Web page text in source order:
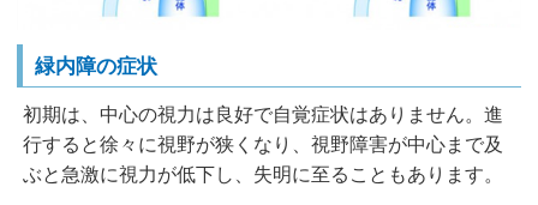
緑内障の症状
初期は、中心の視力は良好で自覚症状はありません。進
行すると徐々に視野が狭くなり、視野障害が中心まで及
ぶと急激に視力が低下し、失明に至ることもあります。